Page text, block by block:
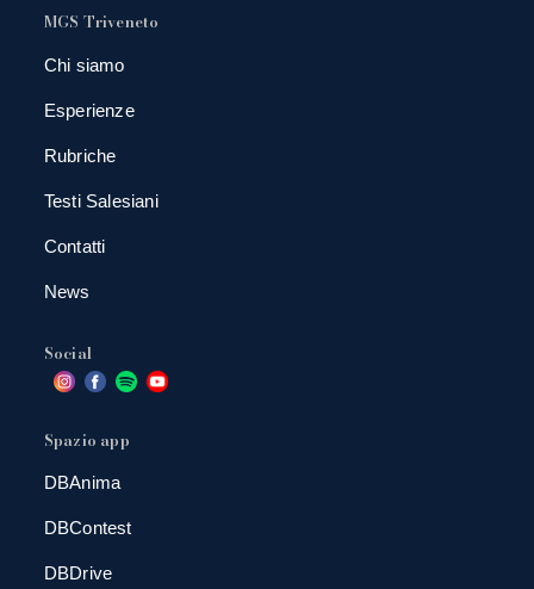
MGS Triveneto
Chi siamo
Esperienze
Rubriche
Testi Salesiani
Contatti
News
Social
Spazio app
DBAnima
DBContest
DBDrive